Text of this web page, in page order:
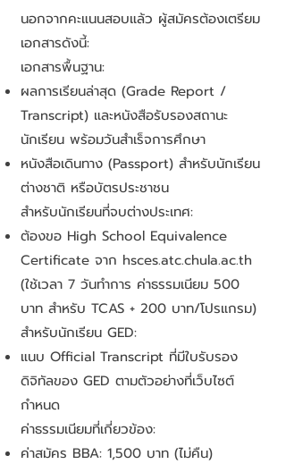
นอกจากคะแนนสอบแล้ว ผู้สมัครต้องเตรียม
เอกสารดังนี้:
เอกสารพื้นฐาน:
ผลการเรียนล่าสุด (Grade Report /
Transcript) และหนังสือรับรองสถานะ
นักเรียน พร้อมวันสำเร็จการศึกษา
หนังสือเดินทาง (Passport) สำหรับนักเรียน
ต่างชาติ หรือบัตรประชาชน
สำหรับนักเรียนที่จบต่างประเทศ:
ต้องขอ High School Equivalence
Certificate จาก hsces.atc.chula.ac.th
(ใช้เวลา 7 วันทำการ ค่าธรรมเนียม 500
บาท สำหรับ TCAS + 200 บาท/โปรแกรม)
สำหรับนักเรียน GED:
แนบ Official Transcript ที่มีใบรับรอง
ดิจิทัลของ GED ตามตัวอย่างที่เว็บไซต์
กำหนด
ค่าธรรมเนียมที่เกี่ยวข้อง:
ค่าสมัคร BBA: 1,500 บาท (ไม่คืน)